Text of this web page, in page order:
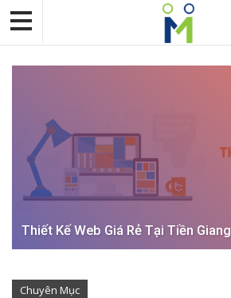
Thiết Kế Web Giá Rẻ Tại Tiền Giang
Chuyên Mục